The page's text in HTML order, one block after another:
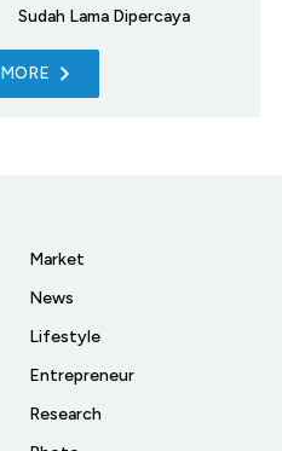
Sudah Lama Dipercaya
Market
News
Lifestyle
Entrepreneur
Research